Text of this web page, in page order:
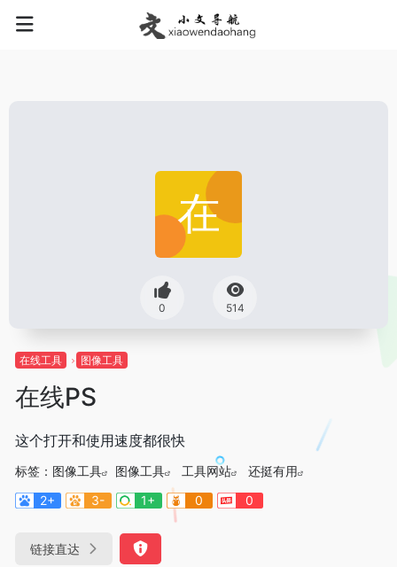
0 514
在线工具 图像工具
在线PS
这个打开和使用速度都很快
标签： 图像工具 图像工具 工具网站
还挺有用
2+
3- 1+ 0 0
链接直达